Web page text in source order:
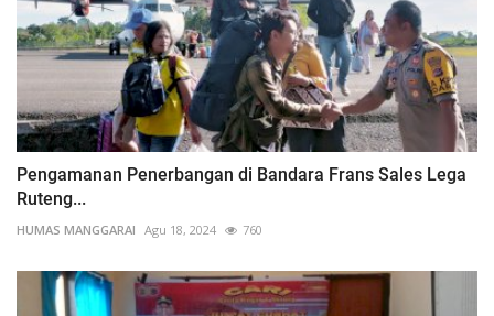
Pengamanan Penerbangan di Bandara Frans Sales Lega
Ruteng...
HUMAS MANGGARAI Agu 18, 2024 760